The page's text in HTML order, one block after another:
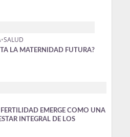
•SALUD
LA MATERNIDAD FUTURA?
EMERGE COMO UNA
INTEGRAL DE LOS